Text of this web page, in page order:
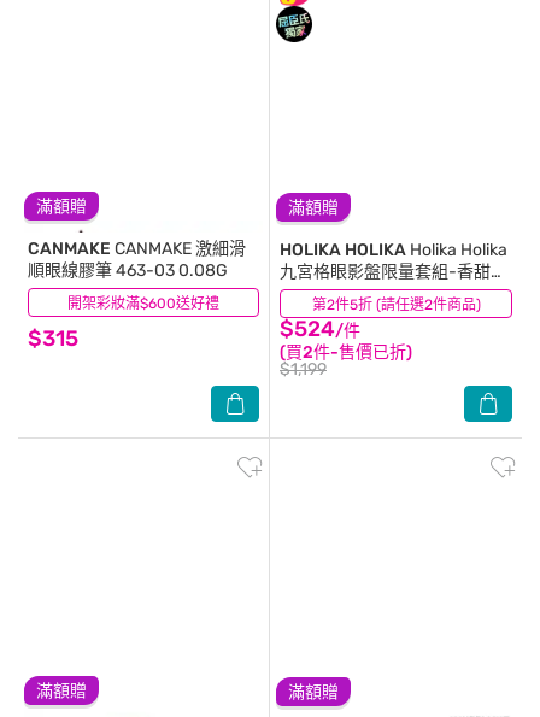
滿額贈
開架彩妝滿$600送好禮
CANMAKE CANMAKE 激細滑
順眼線膠筆 463-03 0.08G
$315
(12)
滿額贈
第2件5折 (請任選2件商品)
HOLIKA HOLIKA Holika Holika
九宮格眼影盤限量套組-香甜肉
桂捲7.4g+2.1g
$524/件
(買2件-售價已折)
$1,199
(8)
滿額贈 滿額贈